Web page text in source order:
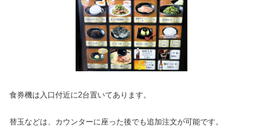
食券機は入口付近に2台置いてあります。
替玉などは、カウンターに座った後でも追加注文が可能です。